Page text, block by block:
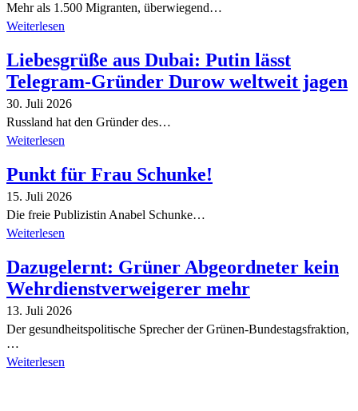
Mehr als 1.500 Migranten, überwiegend…
Weiterlesen
Liebesgrüße aus Dubai: Putin lässt
Telegram-Gründer Durow weltweit jagen
30. Juli 2026
Russland hat den Gründer des…
Weiterlesen
Punkt für Frau Schunke!
15. Juli 2026
Die freie Publizistin Anabel Schunke…
Weiterlesen
Dazugelernt: Grüner Abgeordneter kein
Wehrdienstverweigerer mehr
13. Juli 2026
Der gesundheitspolitische Sprecher der Grünen-Bundestagsfraktion,
…
Weiterlesen